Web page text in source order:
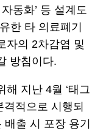
동화’ 등 설계도
한 타 의료폐기
자의 2차감염 및
방침이다.
해 지난 4월 ‘태그
적으로 시행되
출 시 포장 용기